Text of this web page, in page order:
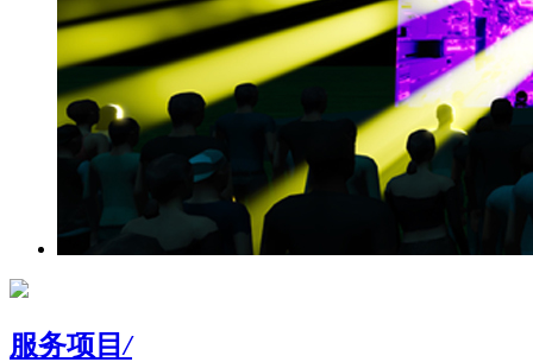
服务项目/